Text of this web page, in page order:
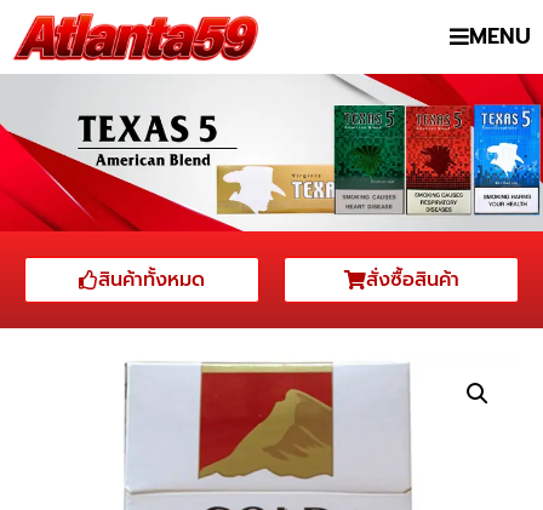
MENU
สินค้าทั้งหมด สั่งซื้อสินค้า